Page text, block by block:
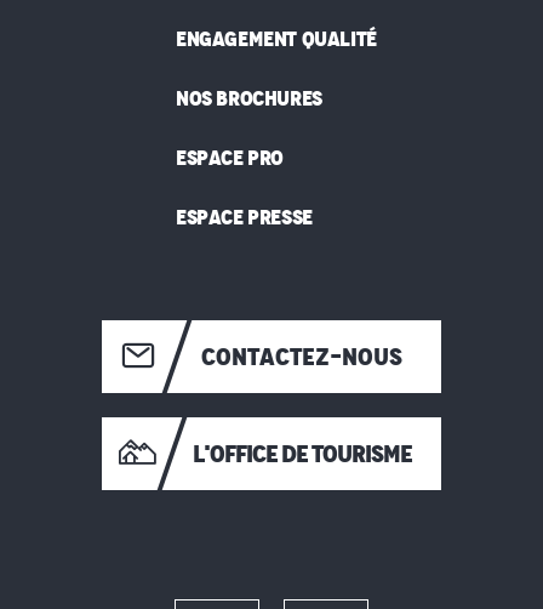
ENGAGEMENT QUALITÉ
NOS BROCHURES
ESPACE PRO
ESPACE PRESSE
CONTACTEZ-NOUS
L'OFFICE DE TOURISME